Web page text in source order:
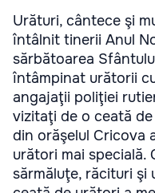
Urături, cântece şi
întâlnit tinerii Anul
sărbătoarea
întâmpinat urătorii
angajaţii poliţiei
vizitaţi de o ceată
din orăşelul Cricova
urători mai specială.
sărmăluţe, răcituri şi